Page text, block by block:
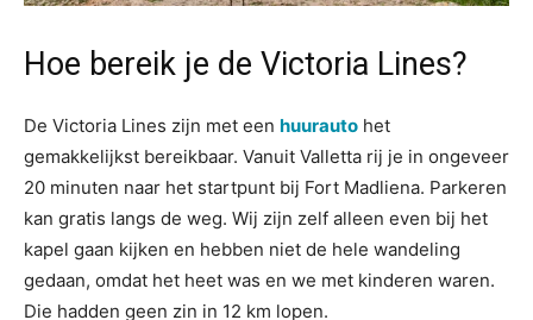
Hoe bereik je de Victoria Lines?
De Victoria Lines zijn met een huurauto het
gemakkelijkst bereikbaar. Vanuit Valletta rij je in ongeveer
20 minuten naar het startpunt bij Fort Madliena. Parkeren
kan gratis langs de weg. Wij zijn zelf alleen even bij het
kapel gaan kijken en hebben niet de hele wandeling
gedaan, omdat het heet was en we met kinderen waren.
Die hadden geen zin in 12 km lopen.